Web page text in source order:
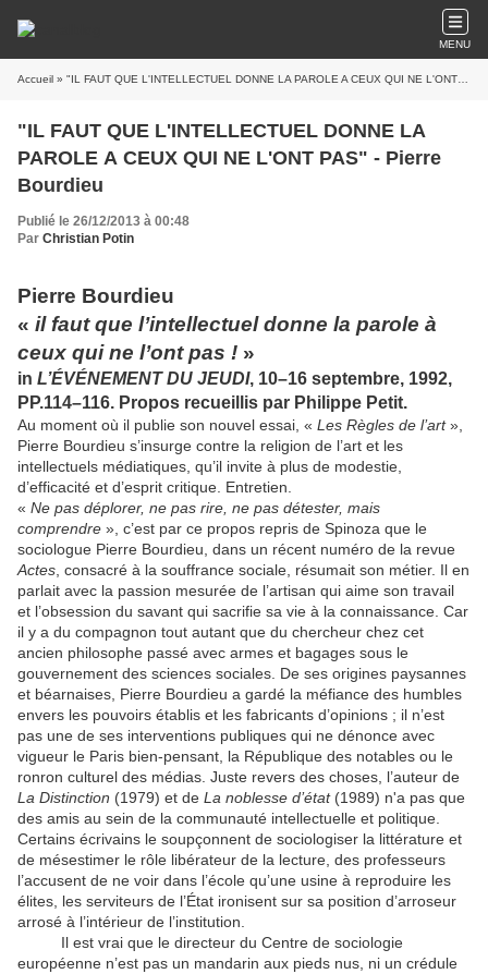
MENU
Accueil » "IL FAUT QUE L'INTELLECTUEL DONNE LA PAROLE A CEUX QUI NE L'ONT PAS" - Pierre Bourdieu
"IL FAUT QUE L'INTELLECTUEL DONNE LA
PAROLE A CEUX QUI NE L'ONT PAS" - Pierre
Bourdieu
Publié le 26/12/2013 à 00:48
Par Christian Potin
Pierre Bourdieu
« il faut que l’intellectuel donne la parole à
ceux qui ne l’ont pas ! »
in L’ÉVÉNEMENT DU JEUDI, 10–16 septembre, 1992,
PP.114–116. Propos recueillis par Philippe Petit.
Au moment où il publie son nouvel essai, « Les Règles de l’art»,
Pierre Bourdieu s’insurge contre la religion de l’art et les
intellectuels médiatiques, qu’il invite à plus de modestie,
d’efficacité et d’esprit critique. Entretien.
« Ne pas déplorer, ne pas rire, ne pas détester, mais
comprendre », c’est par ce propos repris de Spinoza que le
sociologue Pierre Bourdieu, dans un récent numéro de la revue
Actes , consacré à la souffrance sociale, résumait son métier. Il en
parlait avec la passion mesurée de l’artisan qui aime son travail
et l’obsession du savant qui sacrifie sa vie à la connaissance. Car
il y a du compagnon tout autant que du chercheur chez cet
ancien philosophe passé avec armes et bagages sous le
gouvernement des sciences sociales. De ses origines paysannes
et béarnaises, Pierre Bourdieu a gardé la méfiance des humbles
envers les pouvoirs établis et les fabricants d’opinions ; il n’est
pas une de ses interventions publiques qui ne dénonce avec
vigueur le Paris bien-pensant, la République des notables ou le
ronron culturel des médias. Juste revers des choses, l’auteur de
La Distinction (1979) et de La noblesse d’état(1989) n'a pas que
des amis au sein de la communauté intellectuelle et politique.
Certains écrivains le soupçonnent de sociologiser la littérature et
de mésestimer le rôle libérateur de la lecture, des professeurs
l’accusent de ne voir dans l’école qu’une usine à reproduire les
élites, les serviteurs de l’État ironisent sur sa position d’arroseur
arrosé à l’intérieur de l’institution.
Il est vrai que le directeur du Centre de sociologie
européenne n’est pas un mandarin aux pieds nus, ni un crédule